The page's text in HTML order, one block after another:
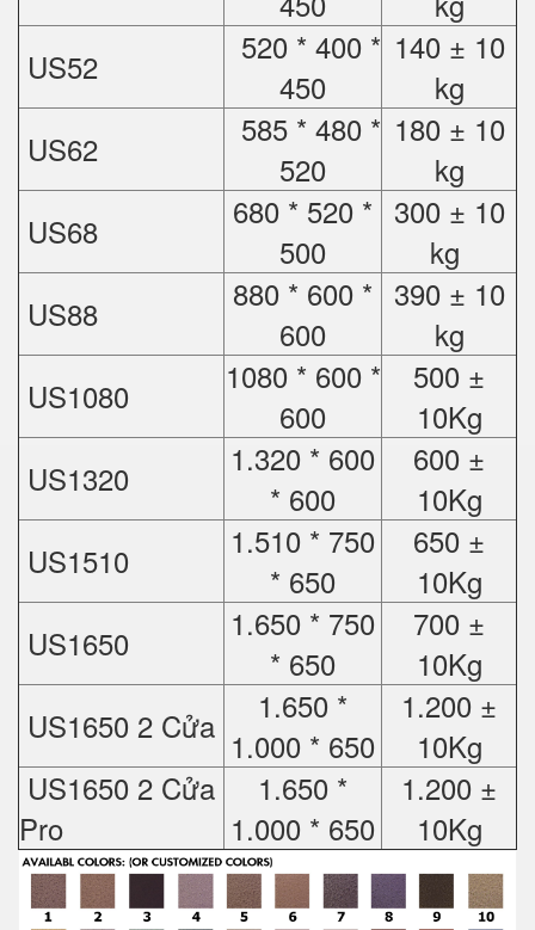
US52
520 * 400 *
450
140 ± 10
kg
US62
585 * 480 *
520
180 ± 10
kg
US68
680 * 520 *
500
300 ± 10
kg
US88
880 * 600 *
600
390 ± 10
kg
US1080
1080 * 600 *
600
500 ±
10Kg
US1320
1.320 * 600
* 600
600 ±
10Kg
US1510
1.510 * 750
* 650
650 ±
10Kg
US1650
1.650 * 750
* 650
700 ±
10Kg
US1650 2 Cửa
1.650 *
1.000 * 650
1.200 ±
10Kg
US1650 2 Cửa
Pro
1.650 *
1.000 * 650
1.200 ±
10Kg